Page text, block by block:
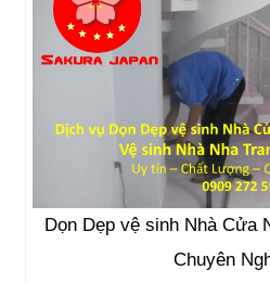
Dọn Dẹp vệ sinh Nhà Cửa
Chuyên